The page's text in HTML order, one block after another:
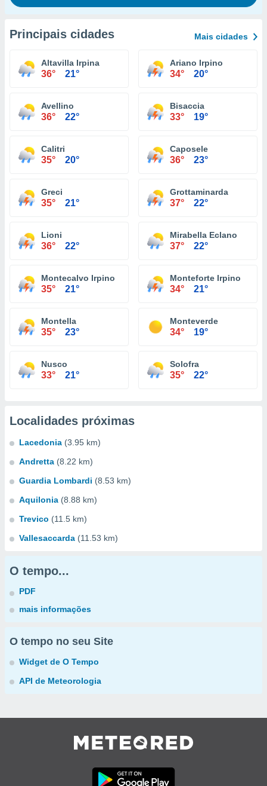
Principais cidades Mais cidades
Altavilla Irpina
36° 21°
Ariano Irpino
34° 20°
Avellino
36° 22°
Bisaccia
33° 19°
Calitri
35° 20°
Caposele
36° 23°
Greci
35° 21°
Grottaminarda
37° 22°
Lioni
36° 22°
Mirabella Eclano
37° 22°
Montecalvo Irpino
35° 21°
Monteforte Irpino
34° 21°
Montella
35° 23°
Monteverde
34° 19°
Nusco
33° 21°
Solofra
35° 22°
Localidades próximas
Lacedonia (3.95 km)
Andretta (8.22 km)
Guardia Lombardi (8.53 km)
Aquilonia (8.88 km)
Trevico (11.5 km)
Vallesaccarda (11.53 km)
O tempo...
PDF
mais informações
O tempo no seu Site
Widget de O Tempo
API de Meteorologia